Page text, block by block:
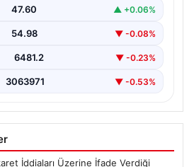
47.60 ▲ +0.06%
54.98 ▼ -0.08%
6481.2 ▼ -0.23%
3063971 ▼ -0.53%
İddiaları Üzerine İfade Verdiği